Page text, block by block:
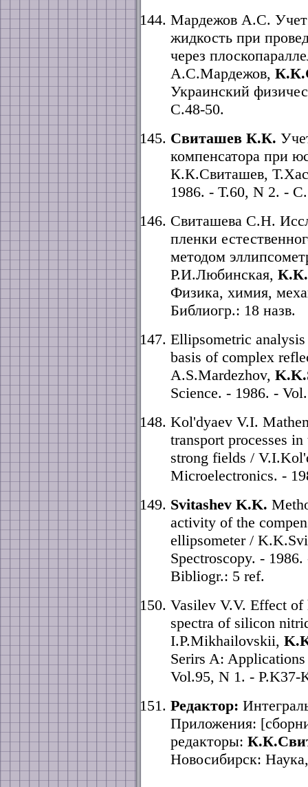
Мардежов А.С. Учет
жидкость при
через
А.С.Мардежов,
Украинский
С.48-50.
Свиташев К.К.
компенсатора при
К.К.Свиташев,
1986. - Т.60, N 2. -
Свиташева С.Н.
пленки
методом
Р.И.Любинская,
Физика, химия,
Библиогр.: 18 назв.
Ellipsometric
basis of complex
A.S.Mardezhov,
Science. - 1986. -
Kol'dyaev V.I.
transport processes
strong fields /
Microelectronics. -
Svitashev K.K.
activity of the
ellipsometer /
Spectroscopy. -
Bibliogr.: 5 ref.
Vasilev V.V. Effect of
spectra of silicon
I.P.Mikhailovskii,
Serirs A:
Vol.95, N 1. -
Редактор:
Приложения:
редакторы:
Новосибирск: